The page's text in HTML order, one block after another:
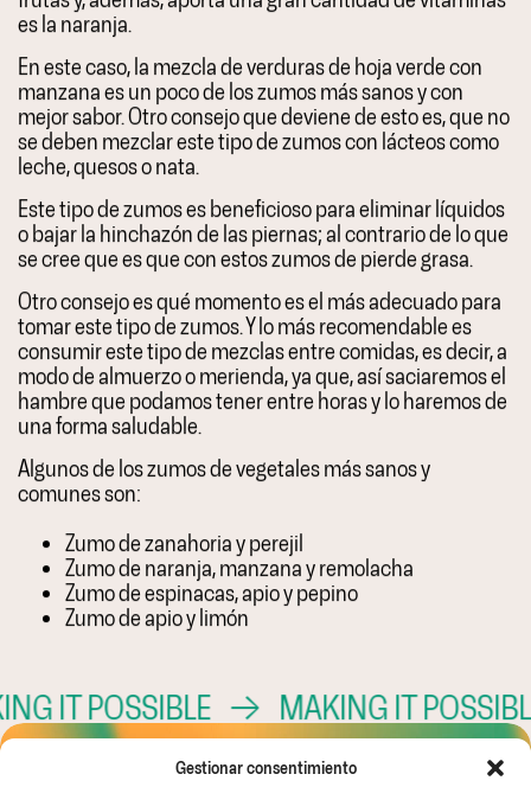
Gestionar consentimiento
es la naranja.
En este caso, la mezcla de verduras de hoja verde con
manzana es un poco de los zumos más sanos y con
mejor sabor. Otro consejo que deviene de esto es, que no
se deben mezclar este tipo de zumos con lácteos como
leche, quesos o nata.
Este tipo de zumos es beneficioso para eliminar líquidos
o bajar la hinchazón de las piernas; al contrario de lo que
se cree que es que con estos zumos de pierde grasa.
Otro consejo es qué momento es el más adecuado para
tomar este tipo de zumos. Y lo más recomendable es
consumir este tipo de mezclas entre comidas, es decir, a
modo de almuerzo o merienda, ya que, así saciaremos el
hambre que podamos tener entre horas y lo haremos de
una forma saludable.
Algunos de los zumos de vegetales más sanos y
comunes son:
Zumo de zanahoria y perejil
Zumo de naranja, manzana y remolacha
Zumo de espinacas, apio y pepino
Zumo de apio y limón
IT POSSIBLE → MAKING IT